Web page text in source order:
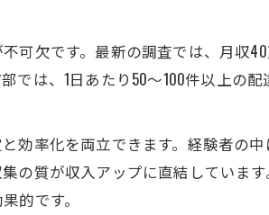
由と自立の展望
送の魅力とは
く将来性のヒント
ツ
貨物配送の習慣
可欠です。最新の調査では、月収
は、1日あたり50～100件以上の
効率化を両立できます。経験者の
の質が収入アップに直結していま
的です。